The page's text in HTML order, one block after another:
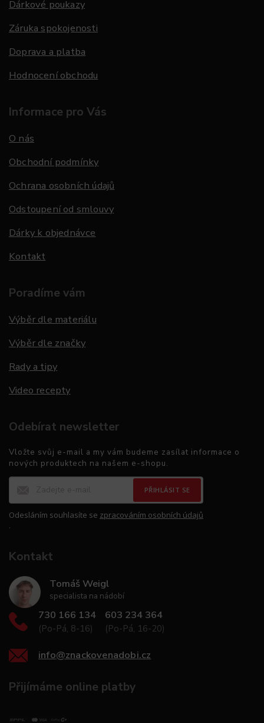
Dárkové poukazy
Záruka spokojenosti
Doprava a platba
Hodnocení obchodu
Informace pro Vás
O nás
Obchodní podmínky
Ochrana osobních údajů
Odstoupení od smlouvy
Dárky k objednávce
Kontakt
Poradíme vám
Výběr dle materiálu
Výběr dle značky
Rady a tipy
Video recepty
Odebírat newsletter
Vložte svůj e-mail a my vám budeme zasílat informace o
nových produktech na našem e-shopu.
PŘIHLÁSIT SE
Odesláním souhlasíte se zpracováním osobních údajů
.
Kontakt
Tomáš Weigl
specialista na nádobí
730 166 134
(Po-Pá, 8-16)
603 234 364
(Po-Pá, 16-20)
info@znackovenadobi.cz
Přijímáme online platby